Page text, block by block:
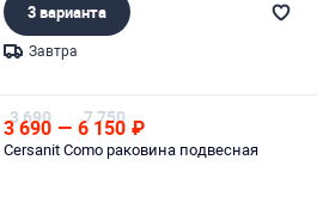
3 варианта
Завтра
3 690
3 690 — 7 750
6 150 ₽
Cersanit Como раковина подвесная